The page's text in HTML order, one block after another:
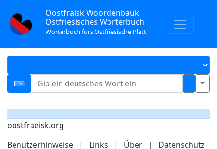
Oostfräisk Woordenbauk
Ostfriesisches Wörterbuch
Wörterbuch fürs Ostfriesische Platt
oostfraeisk.org
Benutzerhinweise
| Links | Über | Datenschutz